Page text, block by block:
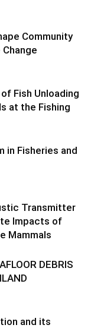
Community
Fish Unloading
at the Fishing
in Fisheries and
Transmitter
Impacts of
Mammals
DEBRIS
and its